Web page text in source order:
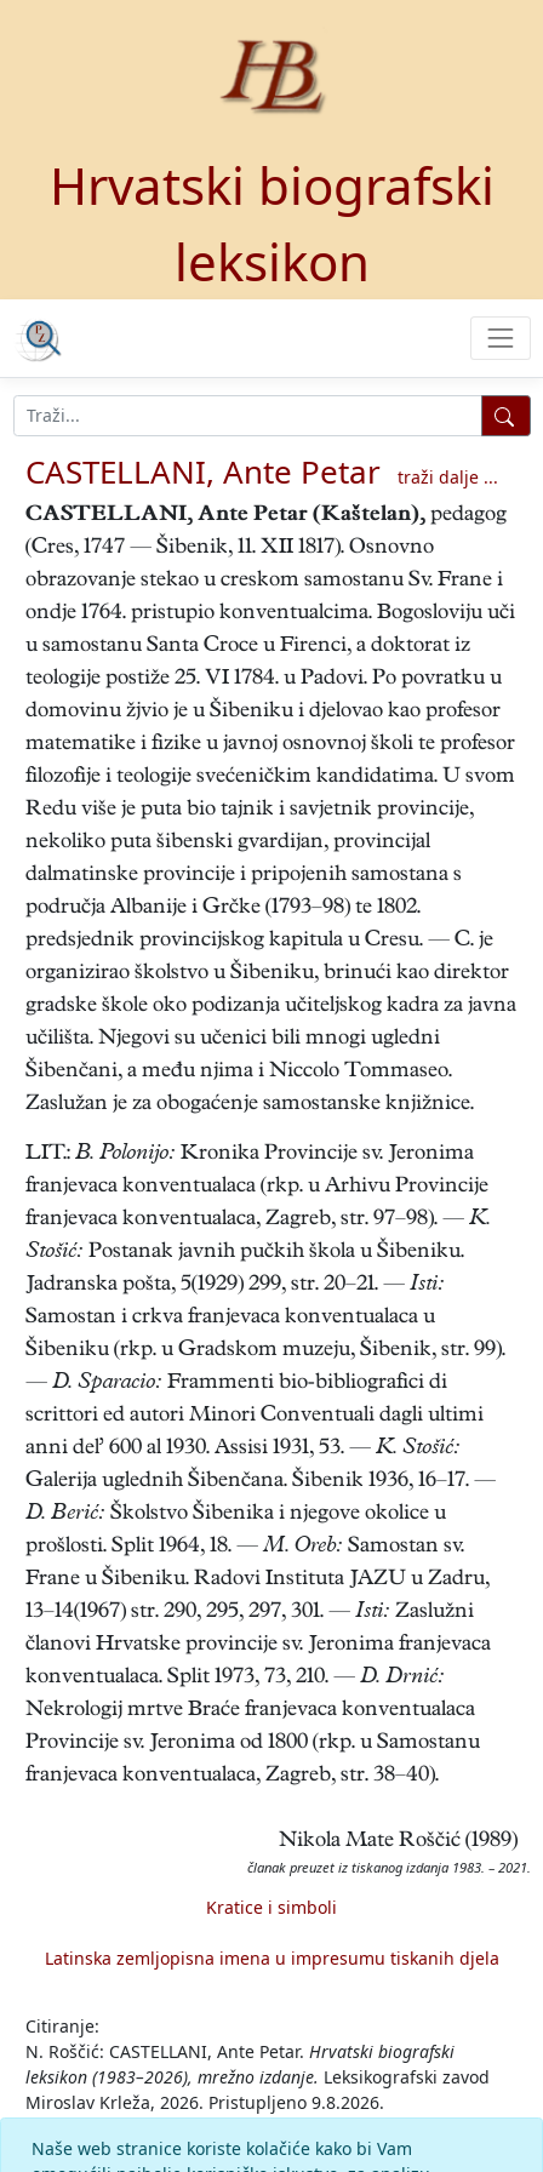
Hrvatski biografski
leksikon
CASTELLANI, Ante Petar
traži dalje ...
CASTELLANI, Ante Petar (Kaštelan), pedagog
(Cres, 1747 — Šibenik, 11. XII 1817). Osnovno
obrazovanje stekao u creskom samostanu Sv. Frane i
ondje 1764. pristupio konventualcima. Bogosloviju uči
u samostanu Santa Croce u Firenci, a doktorat iz
teologije postiže 25. VI 1784. u Padovi. Po povratku u
domovinu žjvio je u Šibeniku i djelovao kao profesor
matematike i fizike u javnoj osnovnoj školi te profesor
filozofije i teologije svećeničkim kandidatima. U svom
Redu više je puta bio tajnik i savjetnik provincije,
nekoliko puta šibenski gvardijan, provincijal
dalmatinske provincije i pripojenih samostana s
područja Albanije i Grčke (1793–98) te 1802.
predsjednik provincijskog kapitula u Cresu. — C. je
organizirao školstvo u Šibeniku, brinući kao direktor
gradske škole oko podizanja učiteljskog kadra za javna
učilišta. Njegovi su učenici bili mnogi ugledni
Šibenčani, a među njima i Niccolo Tommaseo.
Zaslužan je za obogaćenje samostanske knjižnice.
LIT.: B. Polonijo: Kronika Provincije sv. Jeronima
franjevaca konventualaca (rkp. u Arhivu Provincije
franjevaca konventualaca, Zagreb, str. 97–98). — K.
Stošić: Postanak javnih pučkih škola u Šibeniku.
Jadranska pošta, 5(1929) 299, str. 20–21. — Isti:
Samostan i crkva franjevaca konventualaca u
Šibeniku (rkp. u Gradskom muzeju, Šibenik, str. 99).
— D. Sparacio: Frammenti bio-bibliografici di
scrittori ed autori Minori Conventuali dagli ultimi
anni del’ 600 al 1930. Assisi 1931, 53. — K. Stošić:
Galerija uglednih Šibenčana. Šibenik 1936, 16–17. —
D. Berić: Školstvo Šibenika i njegove okolice u
prošlosti. Split 1964, 18. —M. Oreb: Samostan sv.
Frane u Šibeniku. Radovi Instituta JAZU u Zadru,
13–14(1967) str. 290, 295, 297, 301. — Isti: Zaslužni
članovi Hrvatske provincije sv. Jeronima franjevaca
konventualaca. Split 1973, 73, 210. — D. Drnić:
Nekrologij mrtve Braće franjevaca konventualaca
Provincije sv. Jeronima od 1800 (rkp. u Samostanu
franjevaca konventualaca, Zagreb, str. 38–40).
Nikola Mate Roščić (1989)
članak preuzet iz tiskanog izdanja 1983. – 2021.
Kratice i simboli
Latinska zemljopisna imena u impresumu tiskanih djela
Citiranje:
N. Roščić: CASTELLANI, Ante Petar. Hrvatski biografski
leksikon (1983–2026), mrežno izdanje. Leksikografski zavod
Miroslav Krleža, 2026. Pristupljeno 9.8.2026.
Naše web stranice koriste kolačiće kako bi Vam